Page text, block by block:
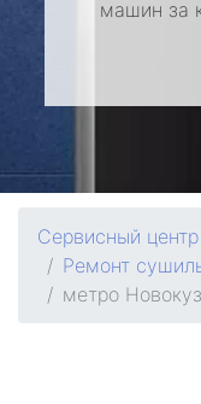
машин за
Сервисный
Ремонт
метро